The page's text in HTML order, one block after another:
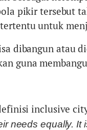
pikir tersebut
untuk
dibangun atau
guna
inclusive
needs equally. It